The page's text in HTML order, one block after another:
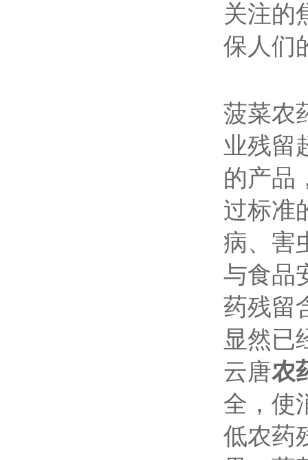
关注的
保人们
菠菜农
业残留
的产品
过标准
病、害
与食品
药残留
显然已
云唐农
全，使
低农药